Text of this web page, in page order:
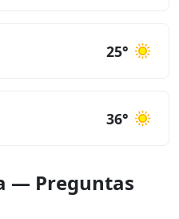
25°
36°
— Preguntas